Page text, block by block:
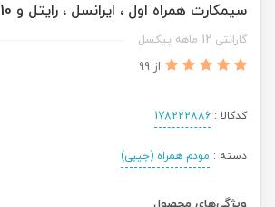
سیمکارت همراه اول ، ایرانسل ، رایتل و 10 گیگ اینترنت
گارانتی 12 ماهه پیکسل
از 99
کدکالا : 178222886
دسته : مودم همراه (جیبی)